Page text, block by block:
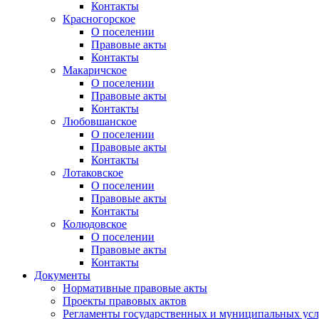
Контакты
Красногорское
О поселении
Правовые акты
Контакты
Макаричское
О поселении
Правовые акты
Контакты
Любовшанское
О поселении
Правовые акты
Контакты
Лотаковское
О поселении
Правовые акты
Контакты
Колюдовское
О поселении
Правовые акты
Контакты
Документы
Нормативные правовые акты
Проекты правовых актов
Регламенты государственных и муниципальных